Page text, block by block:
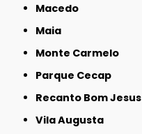
Macedo
Maia
Monte Carmelo
Parque Cecap
Recanto Bom Jesus
Vila Augusta